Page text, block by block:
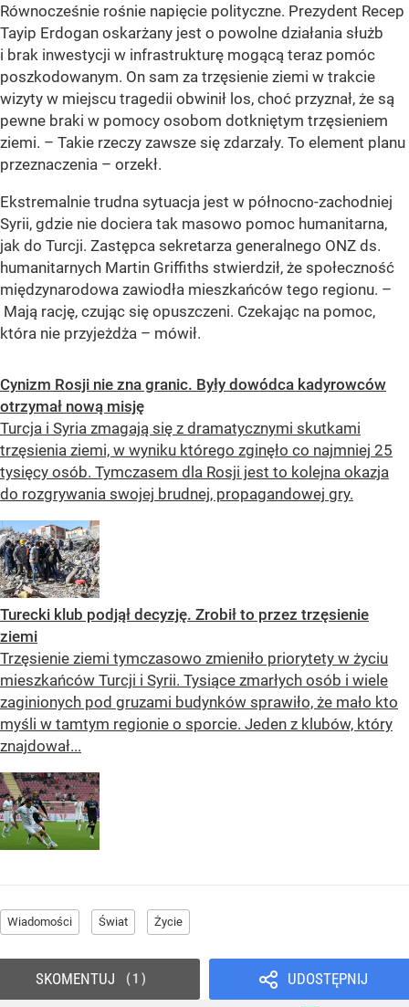
Równocześnie rośnie napięcie polityczne. Prezydent Recep
Tayip Erdogan oskarżany jest o powolne działania służb
i brak inwestycji w infrastrukturę mogącą teraz pomóc
poszkodowanym. On sam za trzęsienie ziemi w trakcie
wizyty w miejscu tragedii obwinił los, choć przyznał, że są
pewne braki w pomocy osobom dotkniętym trzęsieniem
ziemi. – Takie rzeczy zawsze się zdarzały. To element planu
przeznaczenia – orzekł.
Ekstremalnie trudna sytuacja jest w północno-zachodniej
Syrii, gdzie nie dociera tak masowo pomoc humanitarna,
jak do Turcji. Zastępca sekretarza generalnego ONZ ds.
humanitarnych Martin Griffiths stwierdził, że społeczność
międzynarodowa zawiodła mieszkańców tego regionu. –
Mają rację, czując się opuszczeni. Czekając na pomoc,
która nie przyjeżdża – mówił.
Cynizm Rosji nie zna granic. Były dowódca kadyrowców
otrzymał nową misję
Turcja i Syria zmagają się z dramatycznymi skutkami
trzęsienia ziemi, w wyniku którego zginęło co najmniej 25
tysięcy osób. Tymczasem dla Rosji jest to kolejna okazja
do rozgrywania swojej brudnej, propagandowej gry.
Turecki klub podjął decyzję. Zrobił to przez trzęsienie
ziemi
Trzęsienie ziemi tymczasowo zmieniło priorytety w życiu
mieszkańców Turcji i Syrii. Tysiące zmarłych osób i wiele
zaginionych pod gruzami budynków sprawiło, że mało kto
myśli w tamtym regionie o sporcie. Jeden z klubów, który
znajdował...
Wiadomości Świat Życie
UDOSTĘPNIJ
SKOMENTUJ 1